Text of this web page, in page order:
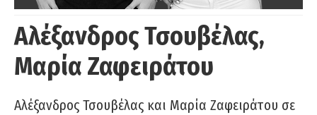
Αλέξανδρος Τσουβέλας,
Μαρία Ζαφειράτου
Αλέξανδρος Τσουβέλας και Μαρία Ζαφειράτου σε